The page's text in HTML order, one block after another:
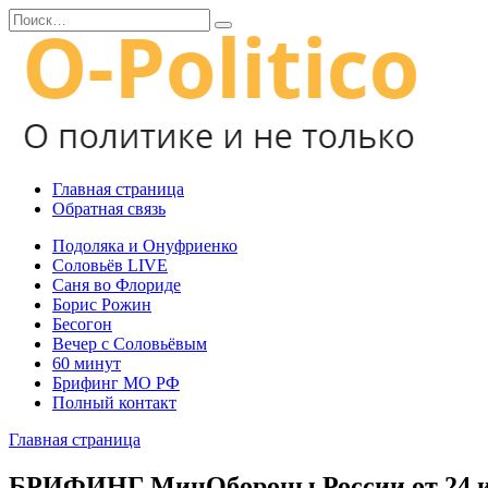
Перейти
к
содержанию
Search
for:
Главная страница
Обратная связь
Подоляка и Онуфриенко
Соловьёв LIVE
Саня во Флориде
Борис Рожин
Бесогон
Вечер с Соловьёвым
60 минут
Брифинг МО РФ
Полный контакт
Главная страница